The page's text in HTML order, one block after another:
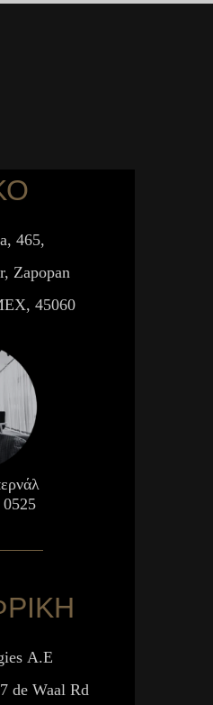
465,
Zapopan
45060
Α.Ε
de Waal Rd